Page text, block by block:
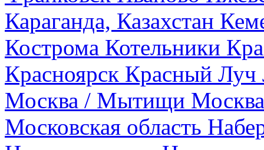
Караганда, Казахстан
Кострома Котельники
Красноярск Красный Луч
Москва / Мытищи
Московская область